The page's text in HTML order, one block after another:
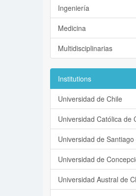
Ingeniería
Medicina
Multidisciplinarias
Institutions
Universidad de Chile
Universidad Católica de
Universidad de
Universidad de
Universidad Austral de